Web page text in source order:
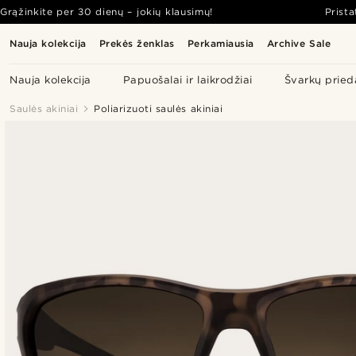
Nauja kolekcija Prekės ženklas Perkamiausia Archive Sale
Nauja kolekcija Papuošalai ir laikrodžiai Švarkų
Grąžinkite per 30 dienų – jokių klausimų!
Saulės akiniai Poliarizuoti saulės akiniai